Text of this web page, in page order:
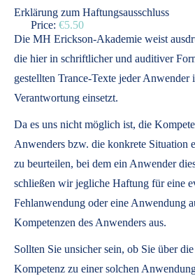
Price: €5.50
Erklärung zum Haftungsausschluss
Die MH Erickson-Akademie weist
die hier in schriftlicher und auditiver
gestellten Trance-Texte jeder Anwender
Verantwortung einsetzt.
Da es uns nicht möglich ist, die
Anwenders bzw. die konkrete Situation
zu beurteilen, bei dem ein Anwender
schließen wir jegliche Haftung für eine
Fehlanwendung oder eine Anwendung
Kompetenzen des Anwenders aus.
Sollten Sie unsicher sein, ob Sie über
Kompetenz zu einer solchen